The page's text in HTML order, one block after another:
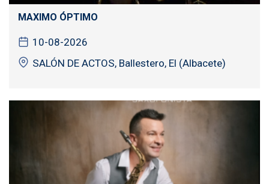
MAXIMO ÓPTIMO
10-08-2026
SALÓN DE ACTOS, Ballestero, El (Albacete)